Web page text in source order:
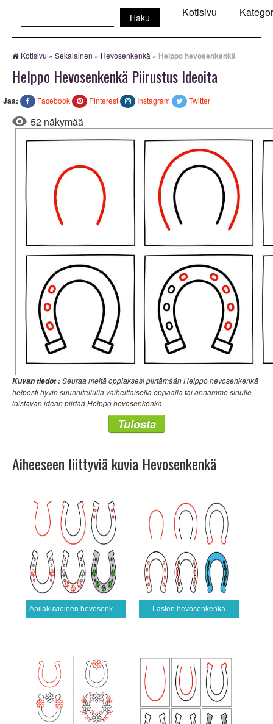
Kotisivu
Kotisivu » Sekalainen » Hevosenkenkä » Helppo hevosenkenkä
Helppo Hevosenkenkä Piirustus Ideoita
Jaa: Facebook Pinterest Instagram Twitter
52 näkymää
Kuvan tiedot :Seuraa meitä oppiaksesi piirtämään Helppo hevosenkenkä
helposti hyvin suunnitellulla vaiheittaisella oppaalla tai annamme sinulle
loistavan idean piirtää Helppo hevosenkenkä.
Tulosta
Aiheeseen liittyviä kuvia Hevosenkenkä
Apilakuvioinen hevosenkenkä Lasten hevosenkenkä